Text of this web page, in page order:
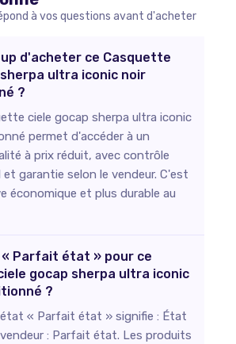
à vos questions avant d'acheter
d'acheter ce Casquette
ultra iconic noir
?
ciele gocap sherpa ultra iconic
permet d'accéder à un
à prix réduit, avec contrôle
garantie selon le vendeur. C'est
économique et plus durable au
« Parfait état » pour ce
gocap sherpa ultra iconic
?
« Parfait état » signifie : État
: Parfait état. Les produits